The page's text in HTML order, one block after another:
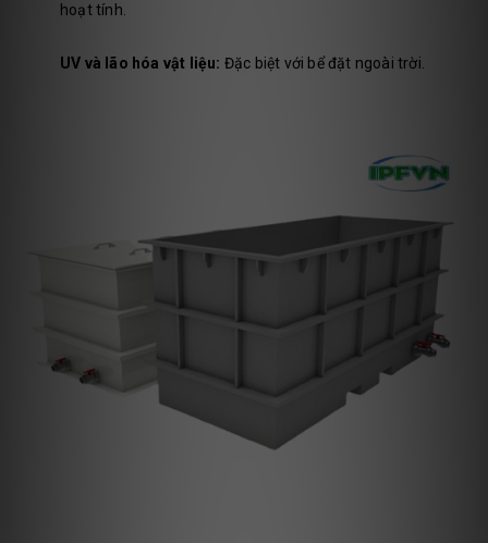
hoạt tính.
UV và lão hóa vật liệu: Đặc biệt với bể đặt ngoài trời.